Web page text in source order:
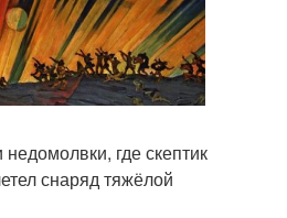
где скептик
снаряд тяжёлой